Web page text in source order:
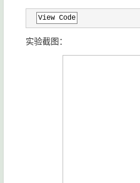
View Code
实验截图：